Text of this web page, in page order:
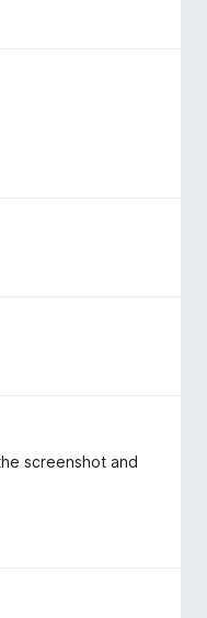
screenshot and